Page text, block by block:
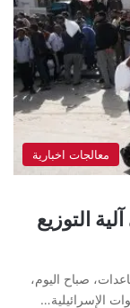
معالجات اخبارية
التوزيع
صباح اليوم،
الإسرائيلية…